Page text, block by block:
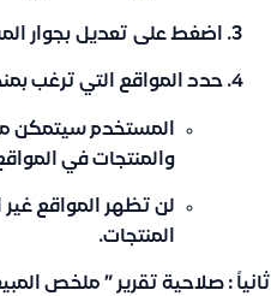
اضغط على تعديل بجوار
حدد المواقع التي ترغب
المستخدم سيتمكن
والمنتجات في
لن تظهر المواقع
المنتجات.
ثانياً : صلاحية تقرير ” ملخص